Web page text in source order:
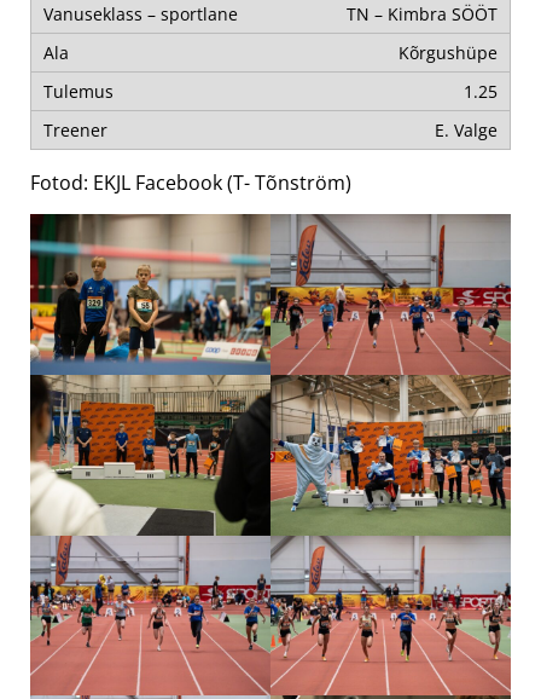
TN – Kimbra SÖÖT
Kõrgushüpe
1.25
E. Valge
Fotod: EKJL Facebook (T- Tõnström)